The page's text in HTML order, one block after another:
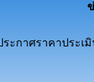
ระกาศราคาประเ